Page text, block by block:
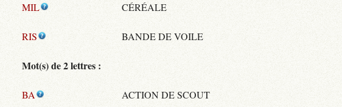
MIL CÉRÉALE
RIS BANDE DE VOILE
Mot(s) de 2 lettres :
BA ACTION DE SCOUT